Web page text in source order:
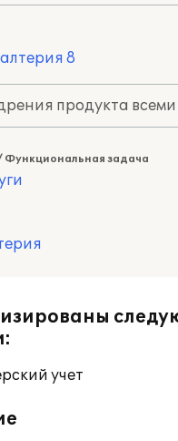
8
продукта
Функциональная задача
учет